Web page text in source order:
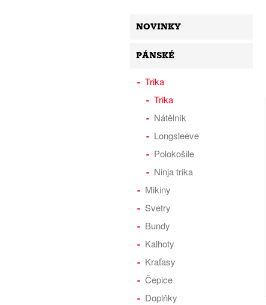
NOVINKY
PÁNSKÉ
Trika
Trika
Nátělník
Longsleeve
Polokošile
Ninja trika
Mikiny
Svetry
Bundy
Kalhoty
Kraťasy
Čepice
Doplňky